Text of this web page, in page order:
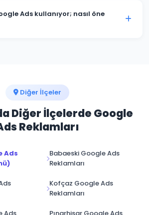
Ajans erişimi yönetici (admin)
reklam yöneticisi seviyesinde
Ads kullanıyor; nasıl öne
sağlıyoruz.
Diğer İlçeler
Diğer İlçelerde Google
Reklamları
Ads
Babaeski Google Ads
Reklamları
Kofçaz Google Ads
Reklamları